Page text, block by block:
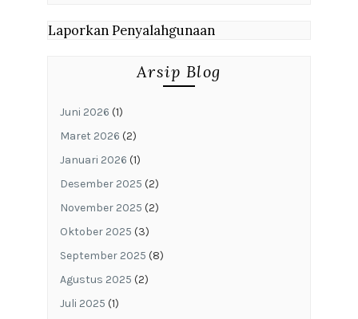
Laporkan Penyalahgunaan
Arsip Blog
Juni 2026 (1)
Maret 2026 (2)
Januari 2026 (1)
Desember 2025 (2)
November 2025 (2)
Oktober 2025 (3)
September 2025 (8)
Agustus 2025 (2)
Juli 2025 (1)